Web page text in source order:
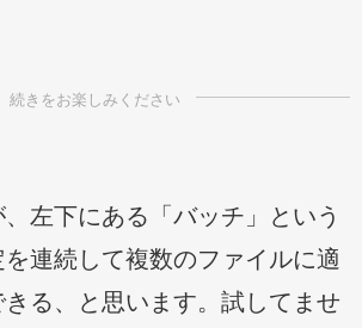
左下にある「バッチ」という
連続して複数のファイルに適
る、と思います。試してませ